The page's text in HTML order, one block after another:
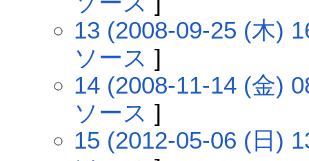
13 (2008-09-25 (木)
ソース ]
14 (2008-11-14 (金)
ソース ]
15 (2012-05-06 (日)